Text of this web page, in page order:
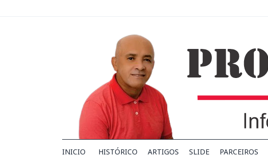
INICIO HISTÓRICO ARTIGOS SLIDE PARCEIROS